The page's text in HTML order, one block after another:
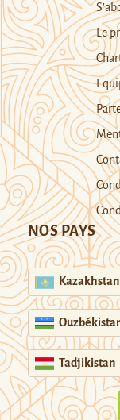
Le
NOS PAYS
Kazakhstan
Tadjikistan